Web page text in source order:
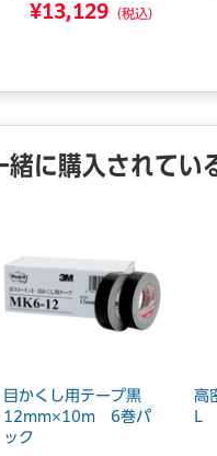
¥13,129 （税込）
緒に購入されてい
目かくし用テープ黒
12mm×10m 6巻パ
ック
高
L